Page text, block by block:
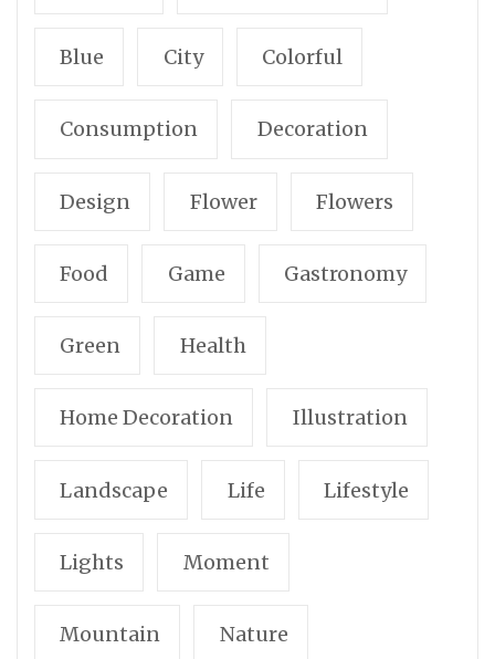
Blue City Colorful
Consumption Decoration
Design Flower Flowers
Food Game Gastronomy
Green Health
Home Decoration Illustration
Landscape Life Lifestyle
Lights Moment
Mountain Nature